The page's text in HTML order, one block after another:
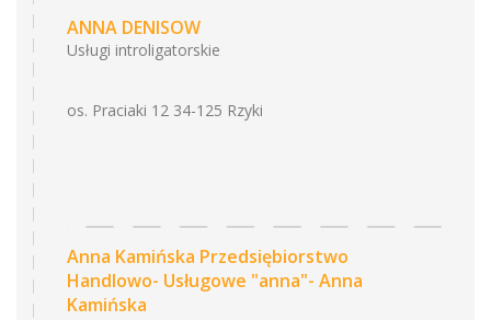
ANNA DENISOW
Usługi introligatorskie
os. Praciaki 12 34-125 Rzyki
Anna Kamińska Przedsiębiorstwo
Handlowo- Usługowe "anna"- Anna
Kamińska